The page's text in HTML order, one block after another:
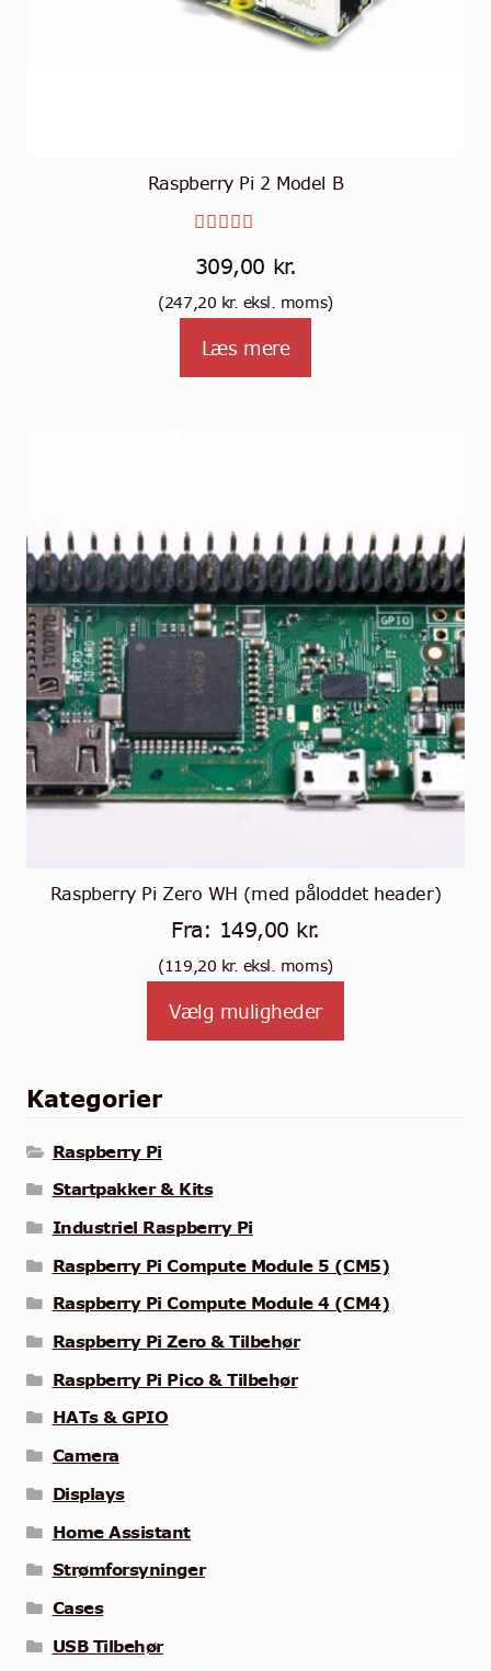
Raspberry Pi 2 Model B
5.00ud
af 5
309,00 kr.
(247,20 kr. eksl. moms)
Læs mere
Raspberry Pi Zero WH (med påloddet header)
Fra: 149,00 kr.
(119,20 kr. eksl. moms)
Vælg muligheder
Kategorier
Raspberry Pi
Startpakker & Kits
Industriel Raspberry Pi
Raspberry Pi Compute Module 5 (CM5)
Raspberry Pi Compute Module 4 (CM4)
Raspberry Pi Zero & Tilbehør
Raspberry Pi Pico & Tilbehør
HATs & GPIO
Camera
Displays
Home Assistant
Strømforsyninger
Cases
USB Tilbehør